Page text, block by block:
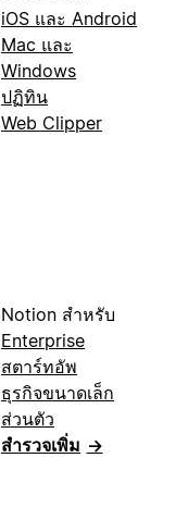
iOS และ Android
Mac และ
Windows
ปฏิทิน
Web Clipper
Notion สำหรับ
Enterprise
สตาร์ทอัพ
ธุรกิจขนาดเล็ก
ส่วนตัว
สำรวจเพิ่ม →